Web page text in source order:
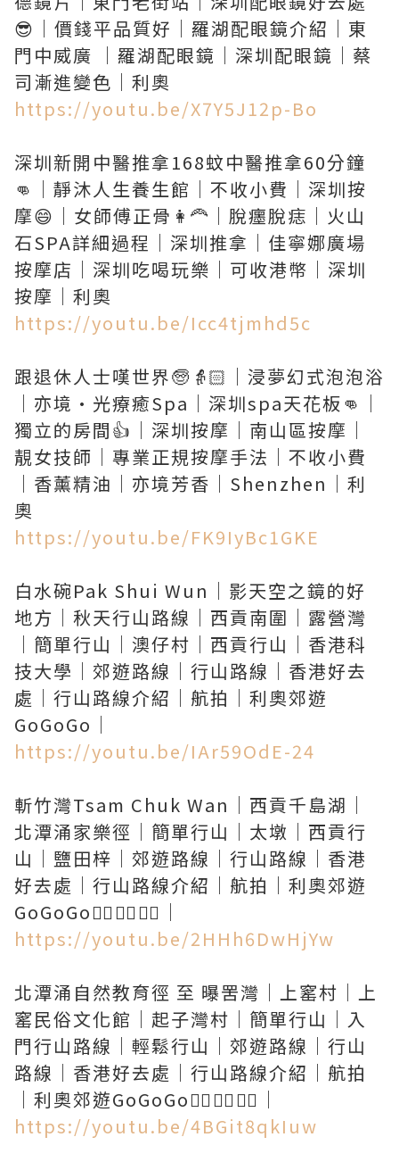
😎｜價錢平品質好｜羅湖配眼鏡介紹｜東
門中威廣 ｜羅湖配眼鏡｜深圳配眼鏡｜蔡
https://youtu.be/X7Y5J12p-Bo
深圳新開中醫推拿168蚊中醫推拿60分鐘
👊｜靜沐人生養生館｜不收小費｜深圳按
摩😄｜女師傅正骨👩‍🦰｜脫癦脫痣｜火山
石SPA詳細過程｜深圳推拿｜佳寧娜廣場
按摩店｜深圳吃喝玩樂｜可收港幣｜深圳
https://youtu.be/Icc4tjmhd5c
跟退休人士嘆世界🧓👵🏻｜浸夢幻式泡泡浴
｜亦境·光療癒Spa｜深圳spa天花板👊｜
獨立的房間👍｜深圳按摩｜南山區按摩｜
靚女技師｜專業正規按摩手法｜不收小費
｜香薰精油｜亦境芳香｜Shenzhen｜利
https://youtu.be/FK9IyBc1GKE
白水碗Pak Shui Wun｜影天空之鏡的好
地方｜秋天行山路線｜西貢南圍｜露營灣
｜簡單行山｜澳仔村｜西貢行山｜香港科
技大學｜郊遊路線｜行山路線｜香港好去
處｜行山路線介紹｜航拍｜利奧郊遊
https://youtu.be/IAr59OdE-24
斬竹灣Tsam Chuk Wan｜西貢千島湖｜
北潭涌家樂徑｜簡單行山｜太墩｜西貢行
山｜鹽田梓｜郊遊路線｜行山路線｜香港
好去處｜行山路線介紹｜航拍｜利奧郊遊
https://youtu.be/2HHh6DwHjYw
北潭涌自然教育徑 至 曝罟灣｜上窰村｜上
窰民俗文化館｜起子灣村｜簡單行山｜入
門行山路線｜輕鬆行山｜郊遊路線｜行山
路線｜香港好去處｜行山路線介紹｜航拍
https://youtu.be/4BGit8qkIuw